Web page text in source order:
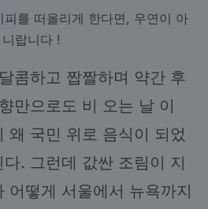
피를 떠올리게 한다면, 우연이 아
니랍니다 !
콤하고 짭짤하며 약간 후
만으로도 비 오는 날 이
왜 국민 위로 음식이 되었
. 그런데 값싼 조림이 지
어떻게 서울에서 뉴욕까지